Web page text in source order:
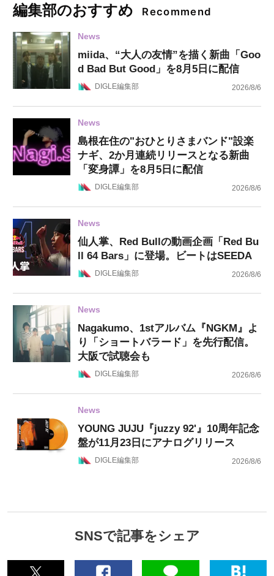
編集部のおすすめ Recommend
News
miida、“大人の友情”を描く新曲「Goo
d Bad But Good」を8月5日に配信
DIGLE編集部 2026/8/6
News
島根在住の"おひとりさまバンド"設楽
ナギ、2か月連続リリースとなる新曲
「変身譚」を8月5日に配信
DIGLE編集部 2026/8/6
News
仙人掌、Red Bullの動画企画「Red Bu
ll 64 Bars」に登場。ビートはSEEDA
DIGLE編集部 2026/8/6
News
Nagakumo、1stアルバム『NGKM』よ
り「ショートバラード」を先行配信。
大阪で試聴会も
DIGLE編集部 2026/8/6
News
YOUNG JUJU『juzzy 92'』10周年記念
盤が11月23日にアナログリリース
DIGLE編集部 2026/8/6
SNSで記事をシェア